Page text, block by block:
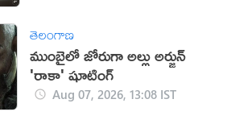
తెలంగాణ
ముంబైలో జోరుగా అల్లు అర్జున్
'రాకా' షూటింగ్
Aug 07, 2026, 13:08 IST